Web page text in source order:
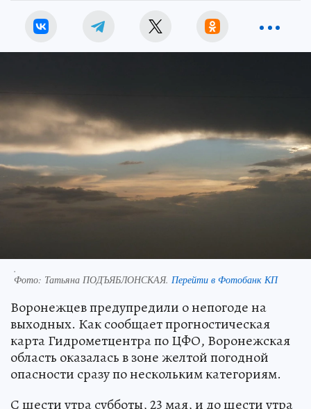
.
Фото: Татьяна ПОДЪЯБЛОНСКАЯ. Перейти в Фотобанк КП
Воронежцев предупредили о непогоде на
выходных. Как сообщает прогностическая
карта Гидрометцентра по ЦФО, Воронежская
область оказалась в зоне желтой погодной
опасности сразу по нескольким категориям.
С шести утра субботы, 23 мая, и до шести утра